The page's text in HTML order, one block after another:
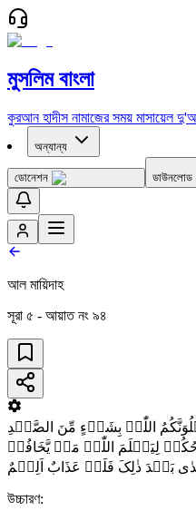
মুসলিম বাংলা
কুরআন হাদীস নামাজের সময় মাসায়েল
অন্যান্য
ডোনেশন ডাউনলোড
আল মায়িদাহ
সূরা ৫ - আয়াত নং ৯৪
اللّٰہُ بِشَیۡءٍ مِّنَ الصَّیۡدِ
لِیَعۡلَمَ اللّٰہُ مَنۡ یَّخَافُہٗ
بَعۡدَ ذٰلِکَ فَلَہٗ عَذَابٌ اَلِیۡمٌ
উচ্চারণ: